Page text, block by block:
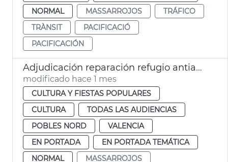
NORMAL
MASSARROJOS
TRÁFICO
TRÀNSIT
PACIFICACIÓ
PACIFICACIÓN
Adjudicación reparación refugio antiaéreo Massarrojos València
modificado hace 1 mes
CULTURA Y FIESTAS POPULARES
CULTURA
TODAS LAS AUDIENCIAS
POBLES NORD
VALENCIA
EN PORTADA
EN PORTADA TEMÁTICA
NORMAL
MASSARROJOS